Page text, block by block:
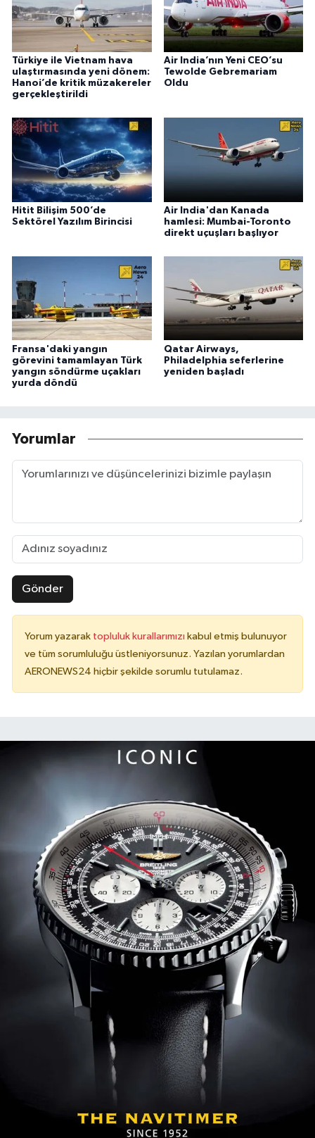
Türkiye ile Vietnam hava
ulaştırmasında yeni dönem:
Hanoi’de kritik müzakereler
gerçekleştirildi
Air India’nın Yeni CEO’su
Tewolde Gebremariam
Oldu
Hitit Bilişim 500’de
Sektörel Yazılım Birincisi
Air India'dan Kanada
hamlesi: Mumbai-Toronto
direkt uçuşları başlıyor
Fransa'daki yangın
görevini tamamlayan Türk
yangın söndürme uçakları
yurda döndü
Qatar Airways,
Philadelphia seferlerine
yeniden başladı
Yorumlar
Gönder
Yorum yazarak topluluk kurallarımızı kabul etmiş bulunuyor
ve tüm sorumluluğu üstleniyorsunuz. Yazılan yorumlardan
AERONEWS24 hiçbir şekilde sorumlu tutulamaz.